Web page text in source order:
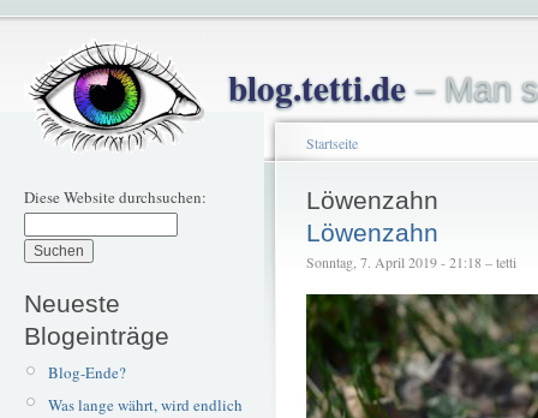
blog.tetti.de– Man
Diese Website durchsuchen:
Neueste
Blogeinträge
Blog-Ende?
Was lange währt, wird endlich
Startseite
Löwenzahn
Löwenzahn
Sonntag, 7. April 2019 - 21:18 – tetti